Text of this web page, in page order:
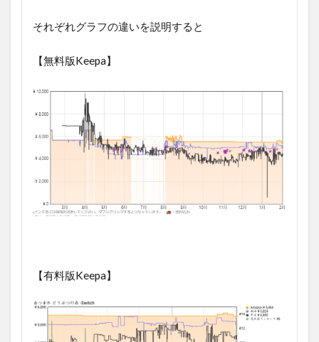
それぞれグラフの違いを説明すると
【無料版Keepa】
【有料版Keepa】